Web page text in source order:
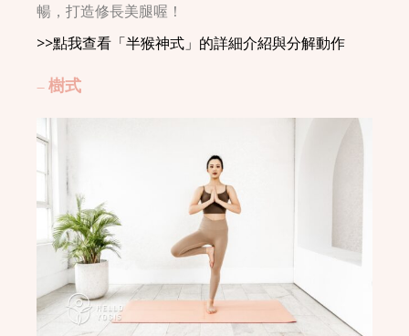
暢，打造修長美腿喔！
>>點我查看「半猴神式」的詳細介紹與分解動作
– 樹式